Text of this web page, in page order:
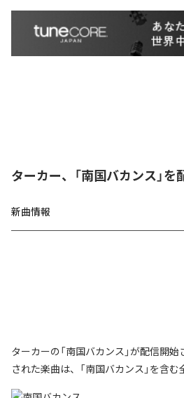
ターカー、「南国バカンス」を
新曲情報
ターカーの「南国バカンス」が配信開
された楽曲は、「南国バカンス」を含む